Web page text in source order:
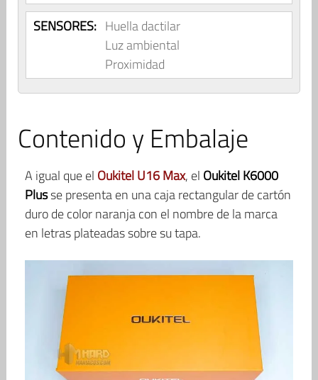
SENSORES: Huella dactilar
Luz ambiental
Proximidad
Contenido y Embalaje
A igual que el Oukitel U16 Max, el Oukitel K6000
Plusse presenta en una caja rectangular de cartón
duro de color naranja con el nombre de la marca
en letras plateadas sobre su tapa.